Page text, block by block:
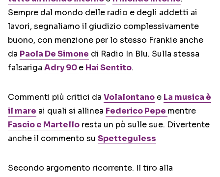
Sempre dal mondo delle radio e degli addetti ai
lavori, segnaliamo il giudizio complessivamente
buono, con menzione per lo stesso Frankie anche
da Paola De Simone di Radio In Blu. Sulla stessa
falsariga Adry 90e Hai Sentito.
Commenti più critici da Volalontano e La musica è
il mare ai quali si allinea Federico Pepe mentre
Fascio e Martello resta un pò sulle sue. Divertente
anche il commento su Spetteguless
Secondo argomento ricorrente. Il tiro alla